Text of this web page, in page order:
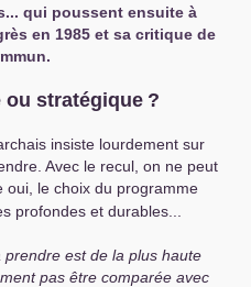
qui poussent ensuite à
en 1985 et sa critique de
ou stratégique ?
insiste lourdement sur
Avec le recul, on ne peut
oui, le choix du programme
profondes et durables...
est de la plus haute
pas être comparée avec